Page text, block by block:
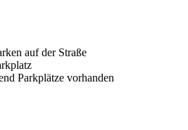
auf der Straße
Parkplätze vorhanden